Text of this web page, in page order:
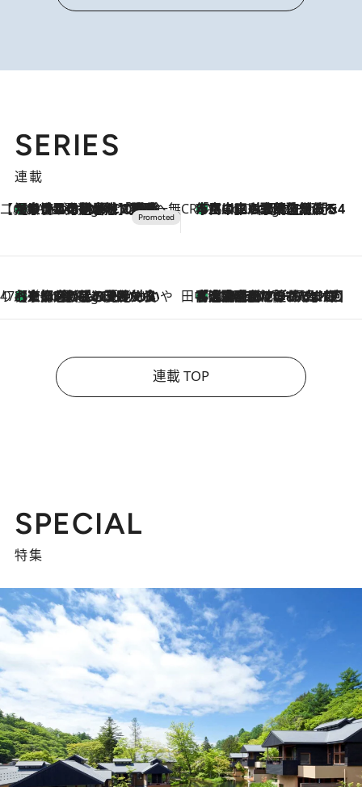
SERIES
連載
【CREA×星野リゾート】唯一無二。癒しと発見が待つ場所へ
7 Hours Ago
【トンボの足水浴】ヒノキの香りに包まれて涼感マックス！約13℃の湧水かけ流しを避暑地「星野温泉 トンボの湯」で体験 CREA'S CHOICE
9 Hours Ago
「立川にも歌舞伎があるんだよ」 片岡仁左衛門・市川中車ら豪華座組みで4年目の立川立飛歌舞伎へ
47都道府県の手みやげ ひんやりスイーツで夏を満喫
9 Hours Ago
【京都府】この夏絶対食べたい 冷やしておいしいおやつ3選 ひと口目から心を掴む新緑のテリーヌ 田中稲の勝手に再ブーム
2026.8.7
「湘南乃風に憧れて」観客大盛上がりの“タオル回し”に、ラッパー顔負けの高速歌唱まで…さだまさし（74）のアグレッシブすぎる現在地
連載 TOP
SPECIAL
特集